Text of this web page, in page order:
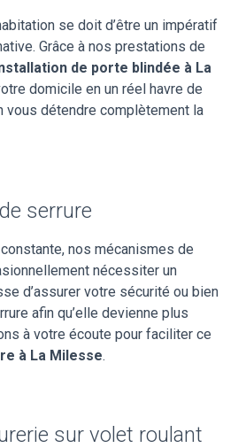
se doit d’être un impératif
Grâce à nos prestations de
de porte blindée à La
domicile en un réel havre de
vous détendre complètement la
serrure
nos mécanismes de
nécessiter un
d’assurer votre sécurité ou bien
afin qu’elle devienne plus
à votre écoute pour faciliter ce
à La Milesse.
sur volet roulant